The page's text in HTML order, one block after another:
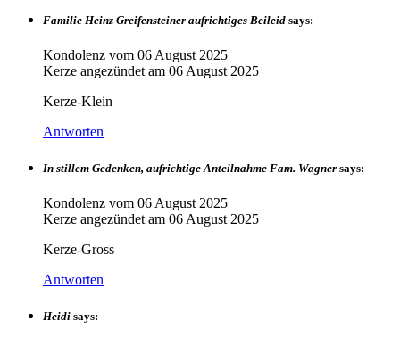
Familie Heinz Greifensteiner aufrichtiges Beileid says:
Kondolenz vom 06 August 2025
Kerze angezündet am 06 August 2025
Kerze-Klein
Antworten
In stillem Gedenken, aufrichtige Anteilnahme Fam. Wagner says:
Kondolenz vom 06 August 2025
Kerze angezündet am 06 August 2025
Kerze-Gross
Antworten
Heidi says: